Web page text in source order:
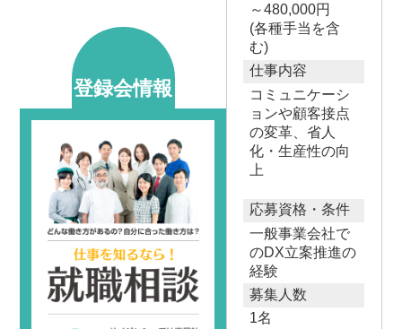
～480,000円
(各種手当を含
む)
仕事内容
コミュニケーシ
ョンや顧客接点
の変革、省人
化・生産性の向
上
応募資格・条件
一般事業会社で
のDX立案推進の
経験
募集人数
1名
登録会情報